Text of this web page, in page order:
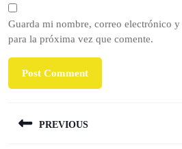
Guarda mi nombre, correo electrónico y
para la próxima vez que comente.
PREVIOUS